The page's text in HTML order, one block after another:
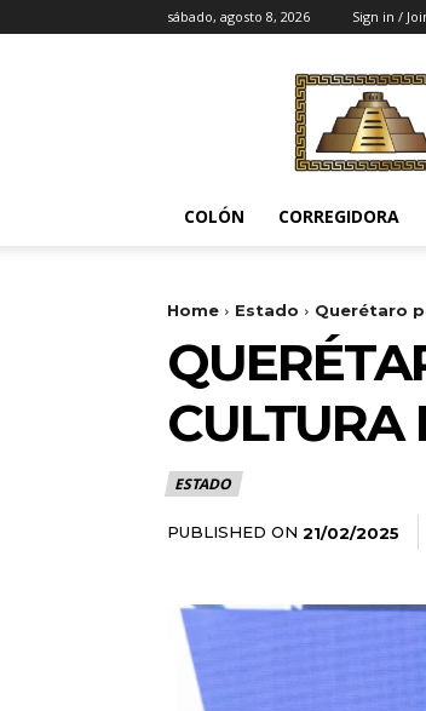
sábado, agosto 8, 2026 Sign in /
del
Pueblito
COLÓN CORREGIDORA
Home Estado Querétaro
CULTURA
ESTADO
PUBLISHED ON 21/02/2025